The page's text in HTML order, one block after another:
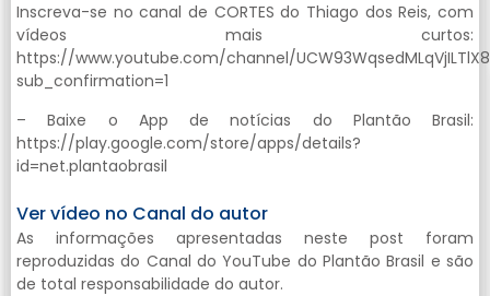
Inscreva-se no canal de CORTES do Thiago dos Reis, com
vídeos mais curtos:
https://www.youtube.com/channel/
sub_confirmation=1
– Baixe o App de notícias do Plantão Brasil:
https://play.google.com/store/apps/details?
id=net.plantaobrasil
Ver vídeo no Canal do autor
As informações apresentadas neste post foram
reproduzidas do Canal do YouTube do Plantão Brasil e são
de total responsabilidade do autor.